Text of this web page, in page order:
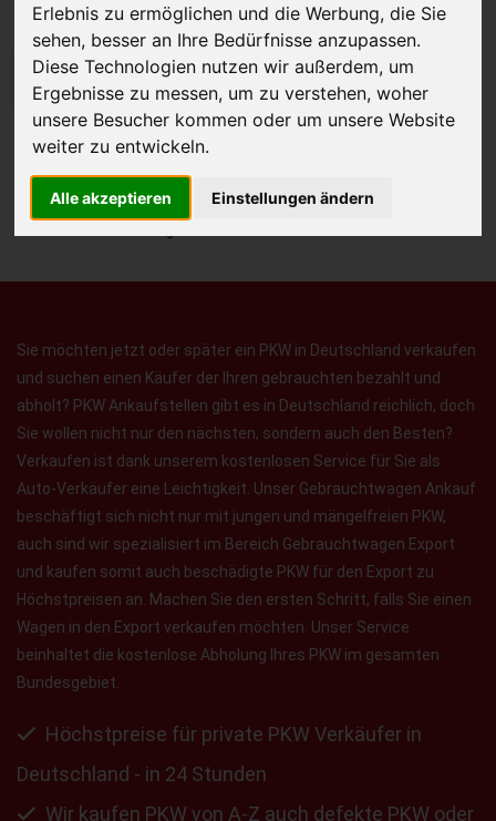
Erlebnis zu ermöglichen und die Werbung, die Sie
sehen, besser an Ihre Bedürfnisse anzupassen.
Diese Technologien nutzen wir außerdem, um
Ergebnisse zu messen, um zu verstehen, woher
unsere Besucher kommen oder um unsere Website
weiter zu entwickeln.
Alle akzeptieren Einstellungen ändern
JETZT KOSTENLOSE BEWERTUNG
Kostenloses Angebot
für den Ankauf Ihres Autos inklusive der
geteilt.
Sie möchten jetzt oder später ein PKW in Deutschland verkaufen
und suchen einen Käufer der Ihren gebrauchten bezahlt und
abholt? PKW Ankaufstellen gibt es in Deutschland reichlich, doch
Sie wollen nicht nur den nächsten, sondern auch den Besten?
Verkaufen ist dank unserem kostenlosen Service für Sie als
Auto-Verkäufer eine Leichtigkeit. Unser Gebrauchtwagen Ankauf
beschäftigt sich nicht nur mit jungen und mängelfreien PKW,
auch sind wir spezialisiert im Bereich Gebrauchtwagen Export
und kaufen somit auch beschädigte PKW für den Export zu
Höchstpreisen an. Machen Sie den ersten Schritt, falls Sie einen
Wagen in den Export verkaufen möchten. Unser Service
beinhaltet die kostenlose Abholung Ihres PKW im gesamten
Bundesgebiet.
Höchstpreise für private PKW Verkäufer in
Deutschland - in 24 Stunden
Wir kaufen PKW von A-Z auch defekte PKW oder